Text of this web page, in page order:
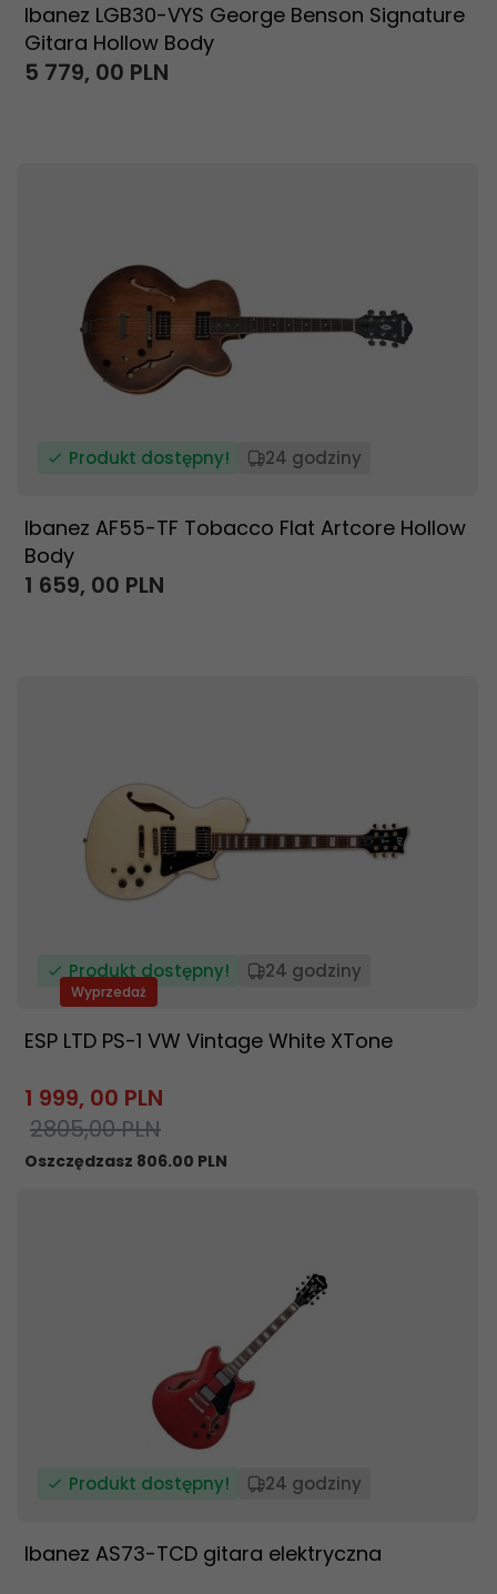
Ibanez LGB30-VYS George Benson Signature
Gitara Hollow Body
5 779, 00 PLN
Produkt dostępny! 24 godziny
Ibanez AF55-TF Tobacco Flat Artcore Hollow
Body
1 659, 00 PLN
Produkt dostępny! 24 godziny
Wyprzedaż
ESP LTD PS-1 VW Vintage White XTone
1 999, 00 PLN
2805,00 PLN
Oszczędzasz 806.00 PLN
Produkt dostępny! 24 godziny
Ibanez AS73-TCD gitara elektryczna